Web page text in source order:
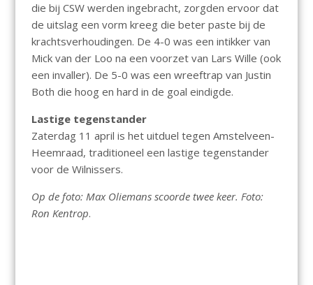
die bij CSW werden ingebracht, zorgden ervoor dat
de uitslag een vorm kreeg die beter paste bij de
krachtsverhoudingen. De 4-0 was een intikker van
Mick van der Loo na een voorzet van Lars Wille (ook
een invaller). De 5-0 was een wreeftrap van Justin
Both die hoog en hard in de goal eindigde.
Lastige tegenstander
Zaterdag 11 april is het uitduel tegen Amstelveen-
Heemraad, traditioneel een lastige tegenstander
voor de Wilnissers.
Op de foto: Max Oliemans scoorde twee keer. Foto:
Ron Kentrop.